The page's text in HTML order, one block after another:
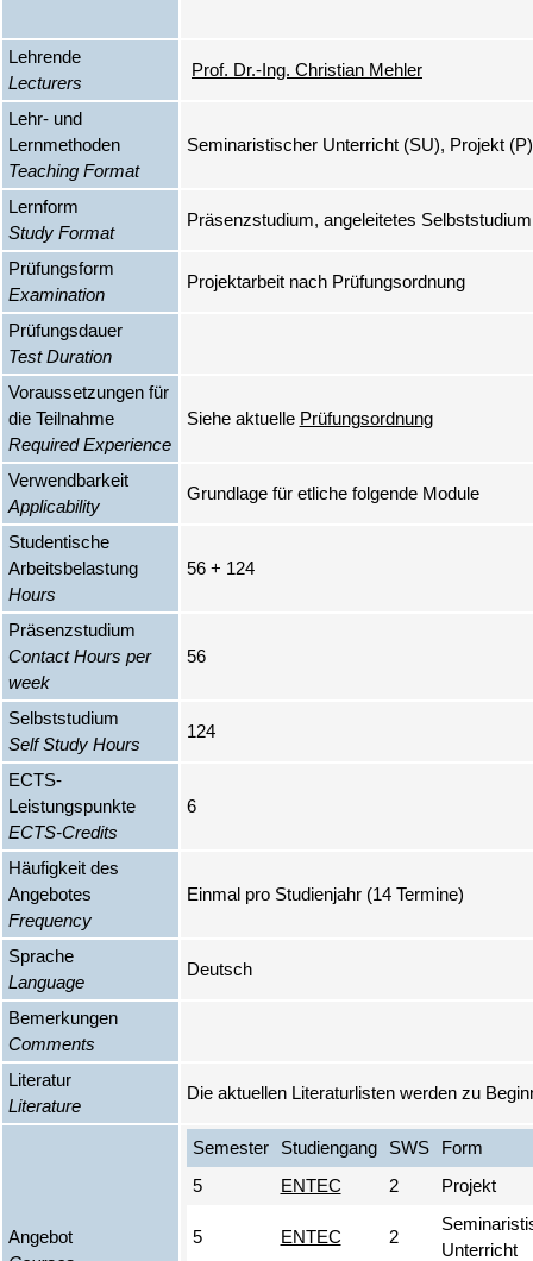
Lehrende
Lecturers
Prof. Dr.-Ing. Christian Mehler
Lehr- und
Lernmethoden
Teaching Format
Seminaristischer Unterricht (SU), Projekt
Lernform
Study Format
Präsenzstudium, angeleitetes Selbststudium
Prüfungsform
Examination
Projektarbeit nach Prüfungsordnung
Prüfungsdauer
Test Duration
Voraussetzungen für
die Teilnahme
Required Experience
Siehe aktuelle Prüfungsordnung
Verwendbarkeit
Applicability
Grundlage für etliche folgende Module
Studentische
Arbeitsbelastung
Hours
56 + 124
Präsenzstudium
Contact Hours per
week
56
Selbststudium
Self Study Hours
124
ECTS-
Leistungspunkte
ECTS-Credits
6
Häufigkeit des
Angebotes
Frequency
Einmal pro Studienjahr (14 Termine)
Sprache
Language
Deutsch
Bemerkungen
Comments
Literatur
Literature
Die aktuellen Literaturlisten werden zu
Angebot
Semester Studiengang SWS
Form
5
ENTEC 2 Projekt
5 ENTEC 2
Unterricht